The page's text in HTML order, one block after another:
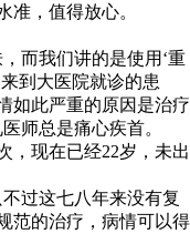
准，值得放心。
而我们讲的是使用‘重
到大医院就诊的患
如此严重的原因是治疗
师总是痛心疾首。
，现在已经22岁，未出
过这七八年来没有复
范的治疗，病情可以得